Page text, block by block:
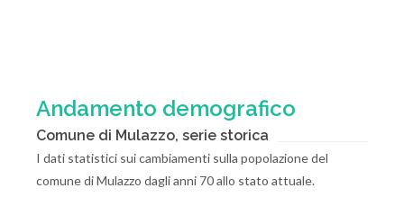
Andamento demografico
Comune di Mulazzo, serie storica
I dati statistici sui cambiamenti sulla popolazione del
comune di Mulazzo dagli anni 70 allo stato attuale.